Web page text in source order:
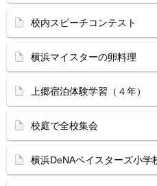
校内スピーチコンテスト
横浜マイスターの卵料理
上郷宿泊体験学習（４年）
校庭で全校集会
横浜DeNAベイスターズ小学